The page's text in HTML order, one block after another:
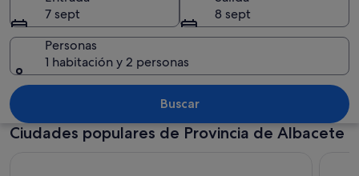
Un paisaje montañoso con riscos
7 sept
8 sept
Personas
1 habitación y 2 personas
Buscar
Ciudades populares de Provincia de Albacete